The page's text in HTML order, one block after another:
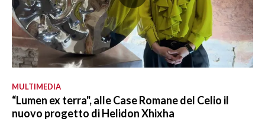
MULTIMEDIA
“Lumen ex terra", alle Case Romane del Celio il
nuovo progetto di Helidon Xhixha